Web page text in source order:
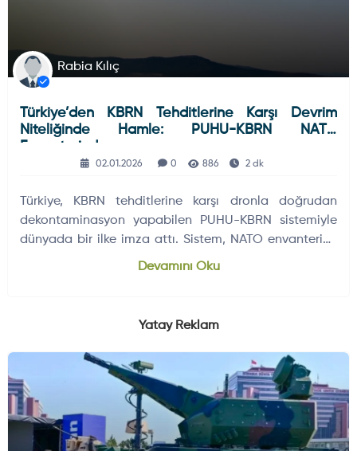
Rabia Kılıç
Türkiye’den KBRN Tehditlerine Karşı Devrim
Niteliğinde Hamle: PUHU-KBRN NATO
Envanterinde
02.01.2026 0 886 2 dk
Türkiye, KBRN tehditlerine karşı dronla doğrudan
dekontaminasyon yapabilen PUHU-KBRN sistemiyle
dünyada bir ilke imza attı. Sistem, NATO envanterine
giren ilk operasyonel dekontaminasyon dronu oldu.
Devamını Oku
Yatay Reklam
ELEKTRONIK SISTEMLER
DÜNYADAN GELIŞMELER